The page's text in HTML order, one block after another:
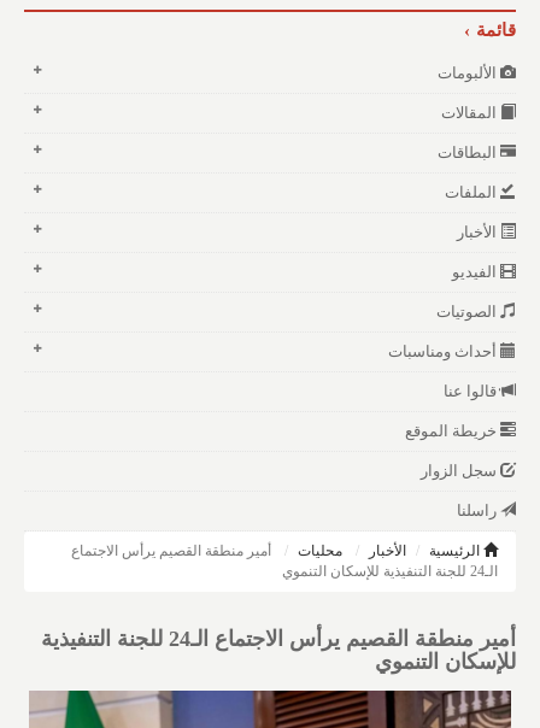
نوافذ الثقافة و الأدب
قائمة
الألبومات
المقالات
البطاقات
الملفات
الأخبار
الفيديو
الصوتيات
أحداث ومناسبات
قالوا عنا
خريطة الموقع
سجل الزوار
راسلنا
الرئيسية الأخبار محليات
أمير منطقة القصيم يرأس الاجتماع
الـ24 للجنة التنفيذية للإسكان التنموي
أمير منطقة القصيم يرأس الاجتماع الـ24 للجنة التنفيذية
للإسكان التنموي